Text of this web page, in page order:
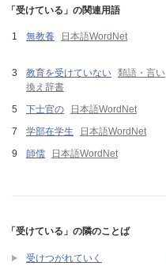
「受けている」の関連用語
無教養 日本語WordNet
教育を受けていない 類語・言い
換え辞書
下士官の 日本語WordNet
学部在学生
日本語WordNet
師儒
日本語WordNet
「受けている」の隣のことば
受けつがれていく